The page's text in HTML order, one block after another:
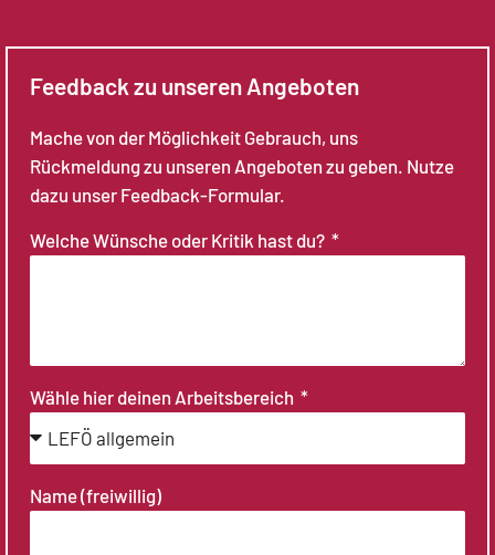
Feedback zu unseren Angeboten
Mache von der Möglichkeit Gebrauch, uns
Rückmeldung zu unseren Angeboten zu geben. Nutze
dazu unser Feedback-Formular.
Welche Wünsche oder Kritik hast du?
Wähle hier deinen Arbeitsbereich
Name (freiwillig)